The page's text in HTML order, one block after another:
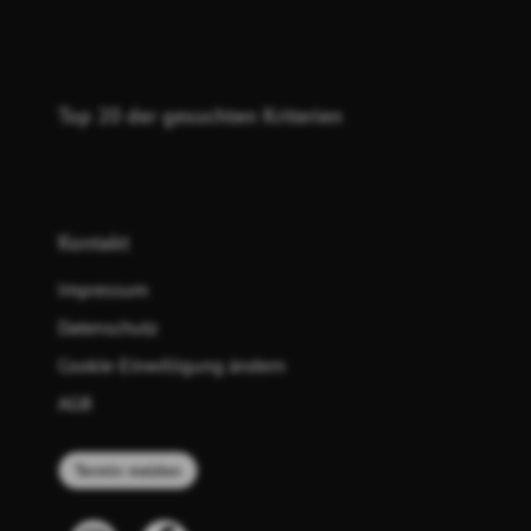
Top 20 der gesuchten Kriterien
Kontakt
Impressum
Datenschutz
Cookie-Einwilligung ändern
AGB
Termin melden